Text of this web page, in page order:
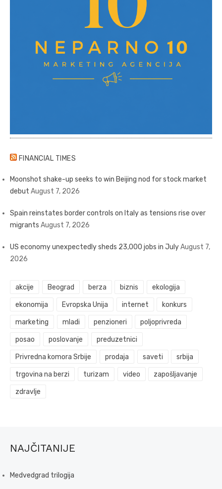
FINANCIAL TIMES
Moonshot shake-up seeks to win Beijing nod for stock market
debut August 7, 2026
Spain reinstates border controls on Italy as tensions rise over
migrants August 7, 2026
US economy unexpectedly sheds 23,000 jobs in JulyAugust 7,
2026
akcije Beograd berza biznis ekologija
ekonomija Evropska Unija internet konkurs
marketing mladi penzioneri poljoprivreda
posao poslovanje preduzetnici
Privredna komora Srbije prodaja saveti srbija
trgovina na berzi turizam video zapošljavanje
zdravlje
NAJČITANIJE
Medvedgrad trilogija